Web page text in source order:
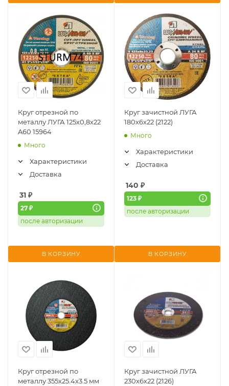
Круг отрезной по
металлу ЛУГА 125х0,8х22
A60 15964
Много
Характеристики
Доставка
31 ₽
27 ₽
после авторизации
В КОРЗИНУ
Круг зачистной ЛУГА
180х6х22 (2122)
Много
Характеристики
Доставка
140 ₽
123 ₽
после авторизации
В КОРЗИНУ
Круг отрезной по
металлу 355x25.4x3.5 мм
Круг зачистной ЛУГА
230х6х22 (2126)